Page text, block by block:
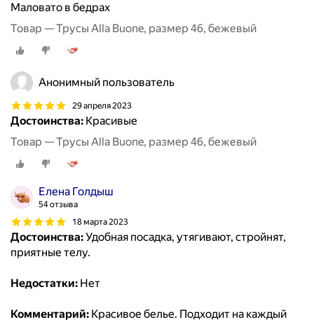
Маловато в бедрах
Товар — Трусы Alla Buone, размер 46, бежевый
Анонимный пользователь
29 апреля 2023
Достоинства: Красивые
Товар — Трусы Alla Buone, размер 46, бежевый
Елена Голдыш
54 отзыва
18 марта 2023
Достоинства:Удобная посадка, утягивают, стройнят,
приятные телу.
Недостатки: Нет
Комментарий: Красивое белье. Подходит на каждый